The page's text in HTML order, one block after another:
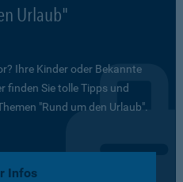
Urlaub"
Ihre Kinder oder Bekannte
finden Sie tolle Tipps und
"Rund um den Urlaub".
Infos